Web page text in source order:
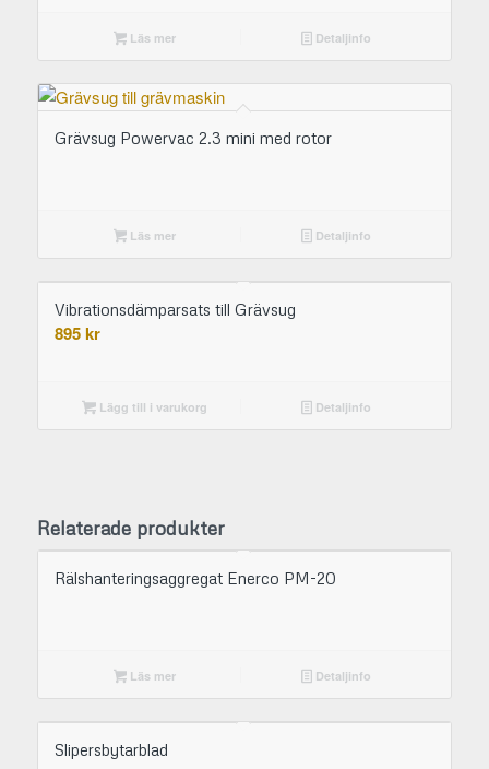
Läs mer Detaljinfo
Grävsug Powervac 2.3 mini med rotor
Läs mer Detaljinfo
Vibrationsdämparsats till Grävsug
895kr
Lägg till i varukorg Detaljinfo
Relaterade produkter
Rälshanteringsaggregat Enerco PM-20
Läs mer Detaljinfo
Slipersbytarblad